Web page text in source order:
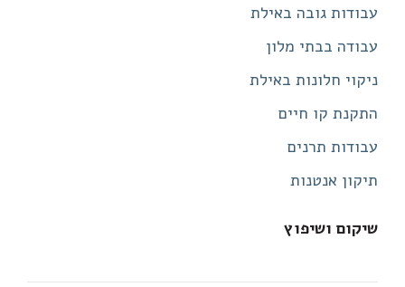
עבודות גובה באילת
עבודה בבתי מלון
ניקוי חלונות באילת
התקנת קו חיים
עבודות תרנים
תיקון אנטנות
שיקום ושיפוץ